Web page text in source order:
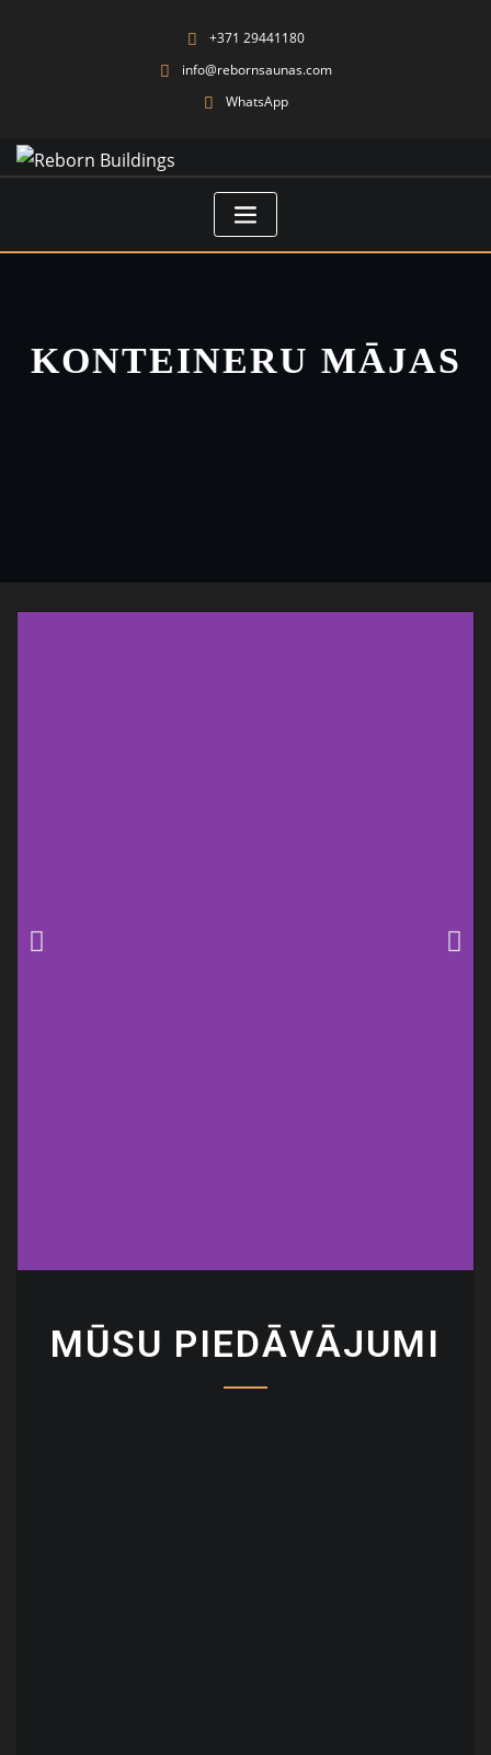
+371 29441180
info@rebornsaunas.com
WhatsApp
KONTEINERU MĀJAS
MŪSU PIEDĀVĀJUMI